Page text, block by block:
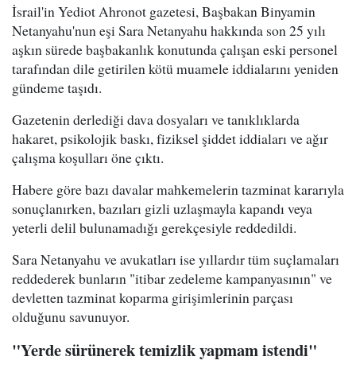
İsrail'in Yediot Ahronot gazetesi, Başbakan Binyamin
Netanyahu'nun eşi Sara Netanyahu hakkında son 25 yılı
aşkın sürede başbakanlık konutunda çalışan eski personel
tarafından dile getirilen kötü muamele iddialarını yeniden
gündeme taşıdı.
Gazetenin derlediği dava dosyaları ve tanıklıklarda
hakaret, psikolojik baskı, fiziksel şiddet iddiaları ve ağır
çalışma koşulları öne çıktı.
Habere göre bazı davalar mahkemelerin tazminat kararıyla
sonuçlanırken, bazıları gizli uzlaşmayla kapandı veya
yeterli delil bulunamadığı gerekçesiyle reddedildi.
Sara Netanyahu ve avukatları ise yıllardır tüm suçlamaları
reddederek bunların "itibar zedeleme kampanyasının" ve
devletten tazminat koparma girişimlerinin parçası
olduğunu savunuyor.
"Yerde sürünerek temizlik yapmam istendi"